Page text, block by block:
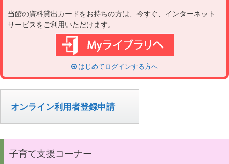
e
s
g
当館の資料貸出カードをお持ちの方は、今すぐ、インターネット
サービスをご利用いただけます。
はじめてログインする方へ
オンライン利用者登録申請
子育て支援コーナー